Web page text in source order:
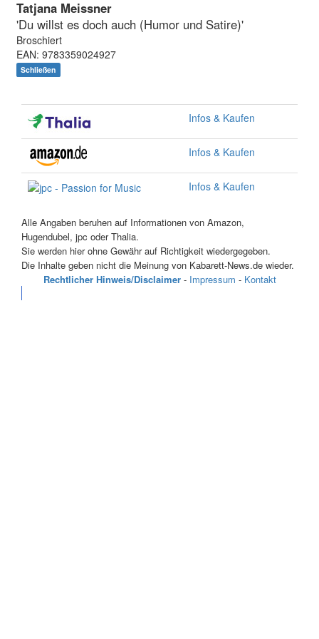
Tatjana Meissner
'Du willst es doch auch (Humor und Satire)'
Broschiert
EAN: 9783359024927
Schließen
Infos & Kaufen
Infos & Kaufen
Infos & Kaufen
Alle Angaben beruhen auf Informationen von Amazon,
Hugendubel, jpc oder Thalia.
Sie werden hier ohne Gewähr auf Richtigkeit wiedergegeben.
Die Inhalte geben nicht die Meinung von Kabarett-News.de wieder.
Rechtlicher Hinweis/Disclaimer- Impressum - Kontakt